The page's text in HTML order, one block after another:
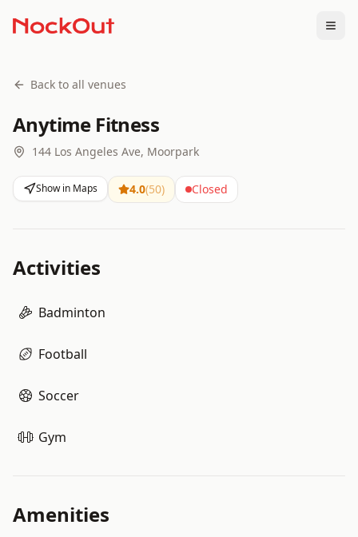
Back to all venues
Anytime Fitness
144 Los Angeles Ave, Moorpark
Show in Maps 4.0(50) Closed
Activities
Badminton
Football
Soccer
Gym
Amenities